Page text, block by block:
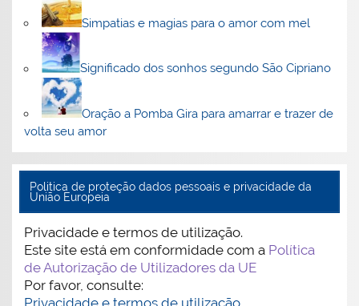
Simpatias e magias para o amor com mel
Significado dos sonhos segundo São Cipriano
Oração a Pomba Gira para amarrar e trazer de
volta seu amor
Politica de proteção dados pessoais e privacidade da
União Europeia
Privacidade e termos de utilização.
Este site está em conformidade com a Política
de Autorização de Utilizadores da UE
Por favor, consulte:
Privacidade e termos de utilização.